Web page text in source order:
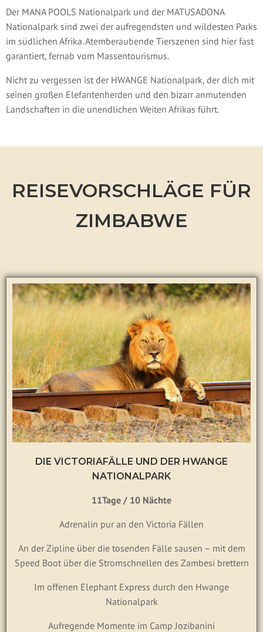
Der MANA POOLS Nationalpark und der MATUSADONA
Nationalpark sind zwei der aufregendsten und wildesten Parks
im südlichen Afrika. Atemberaubende Tierszenen sind hier fast
garantiert, fernab vom Massentourismus.
Nicht zu vergessen ist der HWANGE Nationalpark, der dich mit
seinen großen Elefantenherden und den bizarr anmutenden
Landschaften in die unendlichen Weiten Afrikas führt.
REISEVORSCHLÄGE FÜR
ZIMBABWE
DIE VICTORIAFÄLLE UND DER HWANGE
NATIONALPARK
11Tage / 10 Nächte
Adrenalin pur an den Victoria Fällen
An der Zipline über die tosenden Fälle sausen – mit dem
Speed Boot über die Stromschnellen des Zambesi brettern
Im offenen Elephant Express durch den Hwange
Nationalpark
Aufregende Momente im Camp Jozibanini